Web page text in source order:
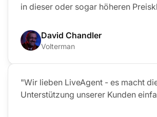
in dieser oder sogar höheren
David Chandler
Volterman
"Wir lieben LiveAgent - es macht
Unterstützung unserer Kunden